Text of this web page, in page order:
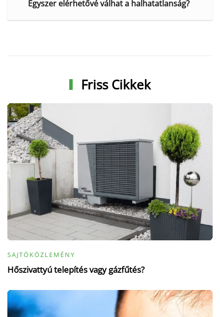
Egyszer elérhetővé válhat a halhatatlanság?
Friss Cikkek
SAJTÓKÖZLEMÉNY
Hőszivattyú telepítés vagy gázfűtés?